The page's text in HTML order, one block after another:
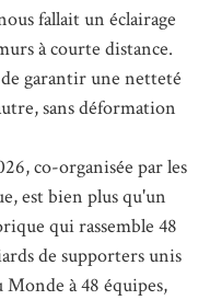
fallait un éclairage
à courte distance.
garantir une netteté
sans déformation
co-organisée par les
est bien plus qu'un
qui rassemble 48
de supporters unis
à 48 équipes,